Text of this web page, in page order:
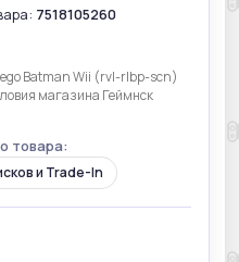
7518105260
Batman Wii (rvl-rlbp-scn)
магазина Геймнск
товара:
и Trade-In